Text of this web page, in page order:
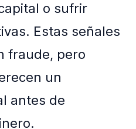
o sufrir
Estas señales
fraude, pero
un
antes de